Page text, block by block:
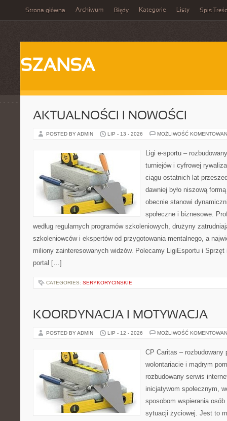
Strona główna Archiwum Błędy Kategorie Listy Spis
SZANSA
AKTUALNOŚCI I NOWOŚCI
POSTED BY ADMIN LIP - 13 - 2026 MOŻLIWOŚĆ
Ligi e-sportu –
turniejów i cyfrowej
ciągu ostatnich lat
dawniej było niszową
obecnie stanowi
społeczne i biznesowe.
według regularnych programów szkoleniowych, drużyny
szkoleniowców i ekspertów od przygotowania mentalnego, a
miliony zainteresowanych widzów. Polecamy LigiEsportu i
portal […]
CATEGORIES: SERYKORYCINSKIE
KOORDYNACJA I MOTYWACJA
POSTED BY ADMIN LIP - 12 - 2026 MOŻLIWOŚĆ
CP Caritas – rozbudowany
wolontariacie i mądrym
rozbudowany serwis
inicjatywom społecznym,
sposobom wspierania
sytuacji życiowej. Jest to